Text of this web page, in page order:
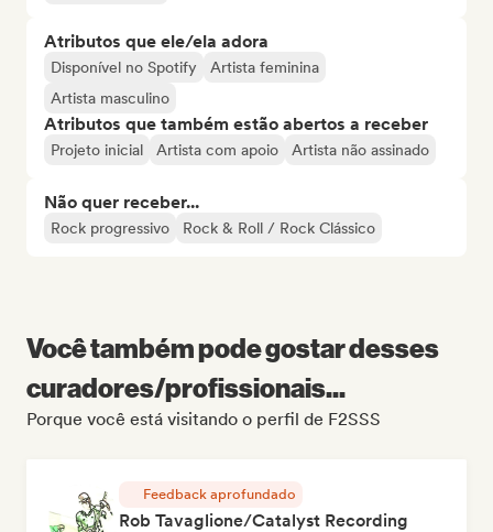
Atributos que ele/ela adora
Disponível no Spotify
Artista feminina
Artista masculino
Atributos que também estão abertos a receber
Projeto inicial Artista com apoio Artista não assinado
Não quer receber...
Rock progressivo Rock & Roll / Rock Clássico
Você também pode gostar desses
curadores/profissionais...
Porque você está visitando o perfil de F2SSS
Feedback aprofundado
Rob Tavaglione/Catalyst Recording